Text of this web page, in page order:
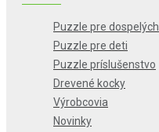
Puzzle pre dospelých
Puzzle pre deti
Puzzle príslušenstvo
Drevené kocky
Výrobcovia
Novinky